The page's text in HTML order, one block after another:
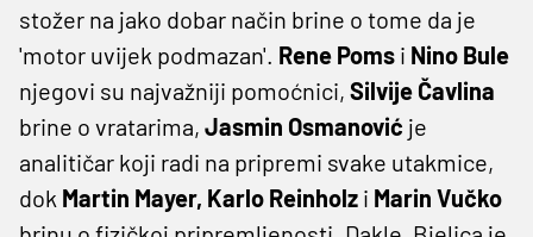
stožer na jako dobar način brine o tome da je
'motor uvijek podmazan'. Rene Poms i Nino Bule
njegovi su najvažniji pomoćnici, Silvije Čavlina
brine o vratarima, Jasmin Osmanović je
analitičar koji radi na pripremi svake utakmice,
dok Martin Mayer, Karlo Reinholz i Marin Vučko